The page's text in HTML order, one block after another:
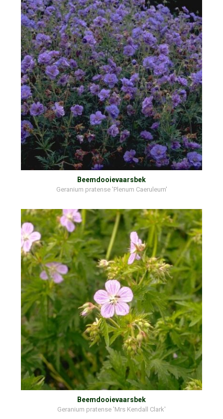
Beemdooievaarsbek
Geranium pratense 'Plenum Caeruleum'
Beemdooievaarsbek
Geranium pratense 'Mrs Kendall Clark'